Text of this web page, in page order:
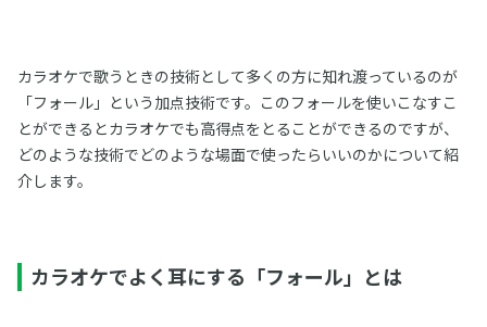
カラオケで歌うときの技術として多くの方に知れ渡っているのが
「フォール」という加点技術です。このフォールを使いこなすこ
とができるとカラオケでも高得点をとることができるのですが、
どのような技術でどのような場面で使ったらいいのかについて紹
介します。
カラオケでよく耳にする「フォール」とは